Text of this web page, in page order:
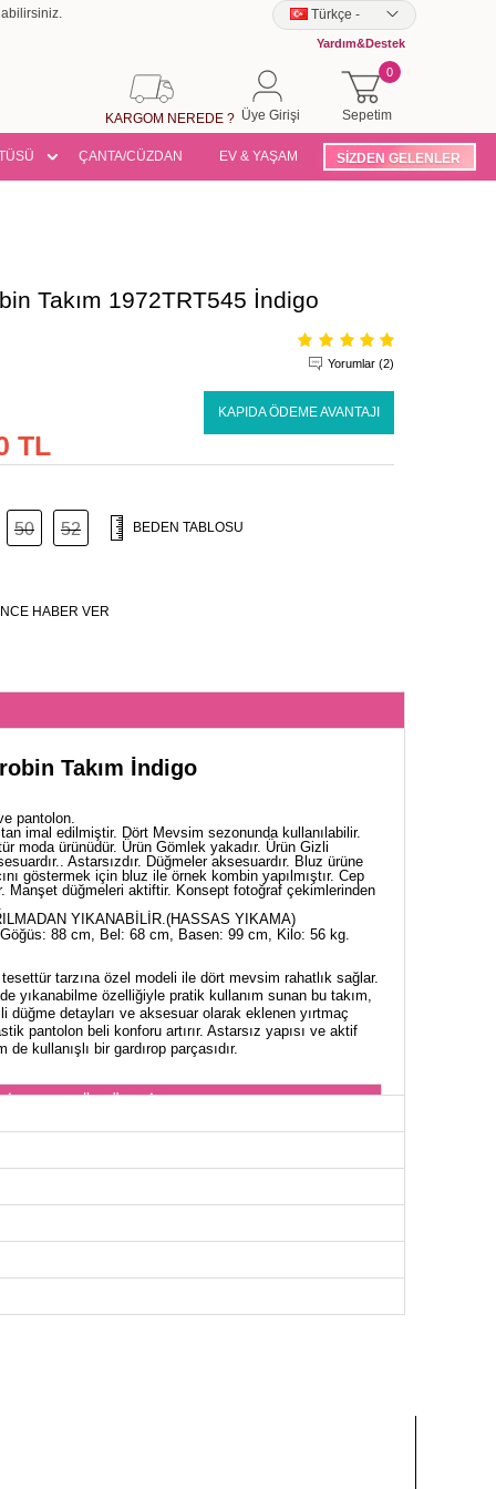
Türkçe -
Yardım&Destek
Sepetim
0
Üye Girişi
KARGOM NEREDE ?
ÇANTA/CÜZDAN EV & YAŞAM SİZDEN GELENLER
Takım 1972TRT545 İndigo
Yorumlar (2)
KAPIDA ÖDEME AVANTAJI
TL
50 52 BEDEN TABLOSU
HABER VER
Takım İndigo
pantolon.
imal edilmiştir. Dört Mevsim sezonunda kullanılabilir.
moda ürünüdür. Ürün Gömlek yakadır. Ürün Gizli
Astarsızdır. Düğmeler aksesuardır. Bluz ürüne
göstermek için bluz ile örnek kombin yapılmıştır. Cep
Manşet düğmeleri aktiftir. Konsept fotoğraf çekimlerinden
YIKANABİLİR.(HASSAS YIKAMA)
88 cm, Bel: 68 cm, Basen: 99 cm, Kilo: 56 kg.
tesettür tarzına özel modeli ile dört mevsim rahatlık sağlar.
yıkanabilme özelliğiyle pratik kullanım sunan bu takım,
düğme detayları ve aksesuar olarak eklenen yırtmaç
pantolon beli konforu artırır. Astarsız yapısı ve aktif
kullanışlı bir gardırop parçasıdır.
Göğüs
Boy
126
105